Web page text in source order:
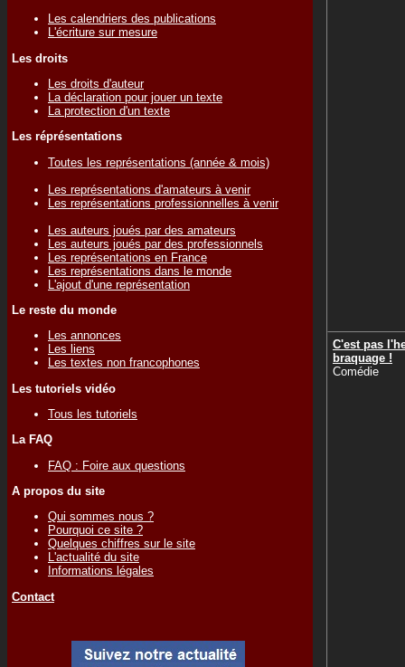
Les calendriers des publications
L'écriture sur mesure
Les droits
Les droits d'auteur
La déclaration pour jouer un texte
La protection d'un texte
Les réprésentations
Toutes les représentations (année & mois)
Les représentations d'amateurs à venir
Les représentations professionnelles à venir
Les auteurs joués par des amateurs
Les auteurs joués par des professionnels
Les représentations en France
Les représentations dans le monde
L'ajout d'une représentation
Le reste du monde
Les annonces
Les liens
Les textes non francophones
Les tutoriels vidéo
Tous les tutoriels
La FAQ
FAQ : Foire aux questions
A propos du site
Qui sommes nous ?
Pourquoi ce site ?
Quelques chiffres sur le site
L'actualité du site
Informations légales
Contact
C'est pas
braquage !
Comédie